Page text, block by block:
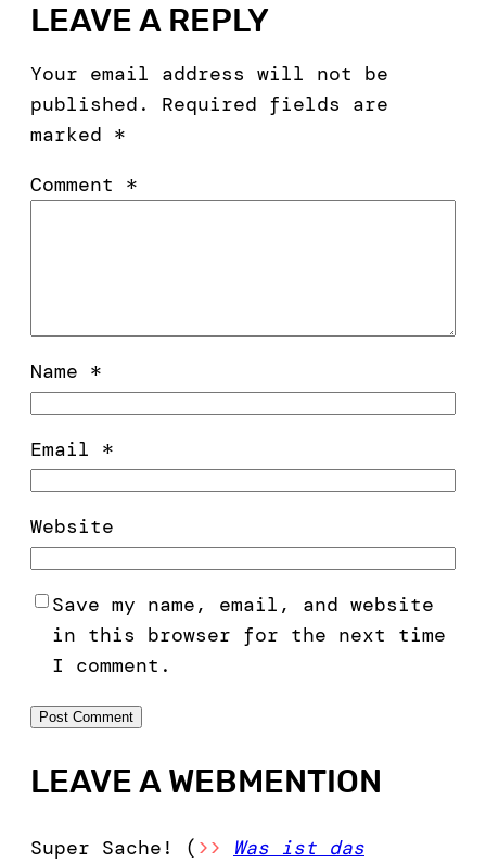
LEAVE A REPLY
Your email address will not be
published.
Required fields are
marked *
Comment *
Name *
Email *
Website
Save my name, email, and website
in this browser for the next time
I comment.
LEAVE A WEBMENTION
Super Sache! ( >>
Was ist das